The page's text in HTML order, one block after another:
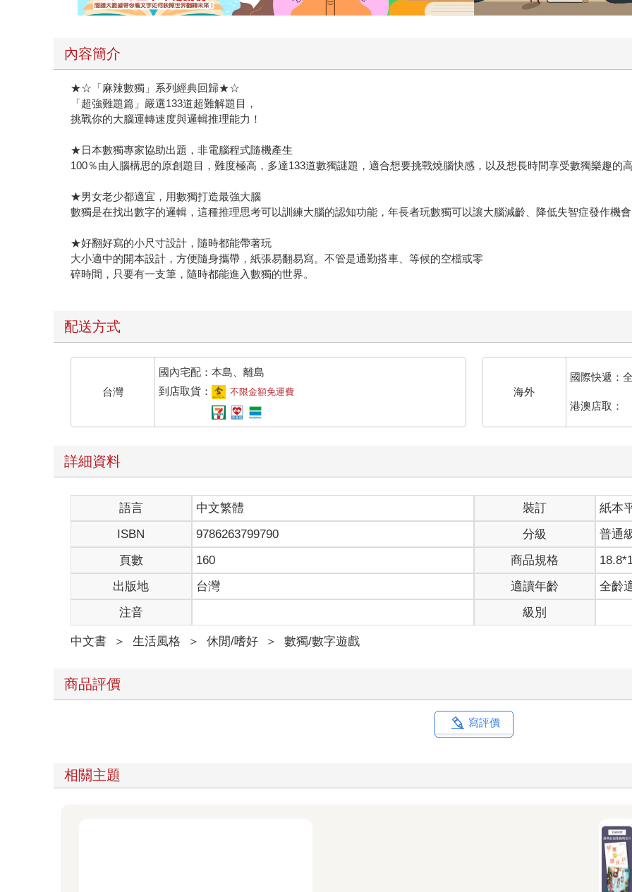
內容簡介
★☆「麻辣數獨」系列經典回歸★☆
「超強難題篇」嚴選133道超難解題目，
挑戰你的大腦運轉速度與邏輯推理能力！
★日本數獨專家協助出題，非電腦程式隨機產生
100％由人腦構思的原創題目，難度極高，多達133道數獨謎題，適合想要挑戰燒腦快感，以及想長時間享受數獨樂趣的
★男女老少都適宜，用數獨打造最強大腦
數獨是在找出數字的邏輯，這種推理思考可以訓練大腦的認知功能，年長者玩數獨可以讓大腦減齡、降低失智症發作機
★好翻好寫的小尺寸設計，隨時都能帶著玩
大小適中的開本設計，方便隨身攜帶，紙張易翻易寫。不管是通勤搭車、等候的空檔或零
碎時間，只要有一支筆，隨時都能進入數獨的世界。
配送方式
台灣
國內宅配：本島、離島
到店取貨：
不限金額免運費 海外
國際快遞：
港澳店取：
詳細資料
語言 中文繁體 裝訂
紙本
ISBN
9786263799790 分級
普通
頁數
160 商品規格
出版地
台灣 適讀年齡
全齡
注音
級別
中文書 ＞ 生活風格 ＞ 休閒/嗜好 ＞ 數獨/數字遊戲
商品評價
寫評價
相關主題